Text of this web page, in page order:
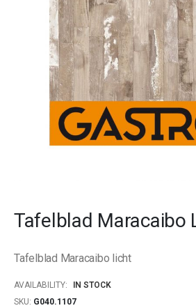
the
the
gallery
Tafelblad Maracaibo
Tafelblad Maracaibo licht
AVAILABILITY:
IN STOCK
SKU G040.1107